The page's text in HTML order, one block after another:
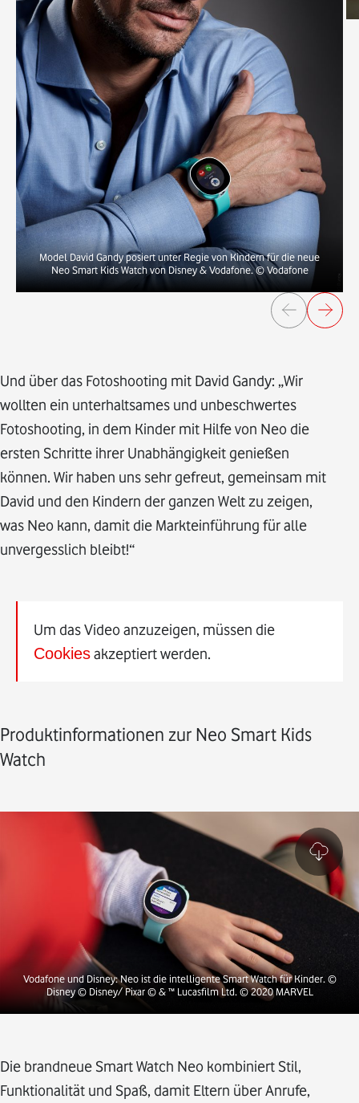
Model David Gandy posiert unter Regie von Kindern für die neue
Neo Smart Kids Watch von Disney & Vodafone.© Vodafone
Und über das Fotoshooting mit David Gandy: „Wir
wollten ein unterhaltsames und unbeschwertes
Fotoshooting, in dem Kinder mit Hilfe von Neo die
ersten Schritte ihrer Unabhängigkeit genießen
können. Wir haben uns sehr gefreut, gemeinsam mit
David und den Kindern der ganzen Welt zu zeigen,
was Neo kann, damit die Markteinführung für alle
unvergesslich bleibt!“
Um das Video anzuzeigen, müssen die
Cookiesakzeptiert werden.
Produktinformationen zur Neo Smart Kids
Watch
Vodafone und Disney: Neo ist die intelligente Smart Watch für Kinder. ©
Disney © Disney/ Pixar © & ™ Lucasfilm Ltd. © 2020 MARVEL
Die brandneue Smart Watch Neo kombiniert Stil,
Funktionalität und Spaß, damit Eltern über Anrufe,